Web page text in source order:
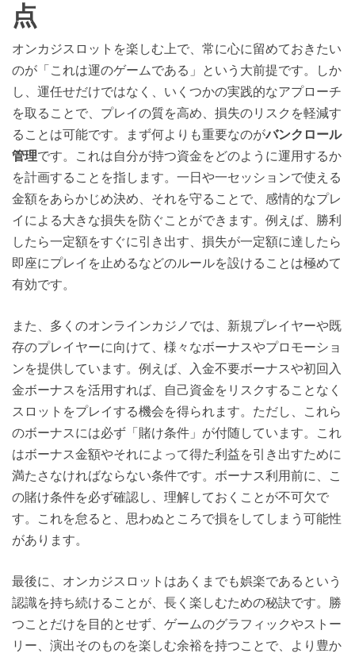
点
オンカジスロットを楽しむ上で、常に心に留めておきたい
のが「これは運のゲームである」という大前提です。しか
し、運任せだけではなく、いくつかの実践的なアプローチ
を取ることで、プレイの質を高め、損失のリスクを軽減す
ることは可能です。まず何よりも重要なのがバンクロール
管理です。これは自分が持つ資金をどのように運用するか
を計画することを指します。一日や一セッションで使える
金額をあらかじめ決め、それを守ることで、感情的なプレ
イによる大きな損失を防ぐことができます。例えば、勝利
したら一定額をすぐに引き出す、損失が一定額に達したら
即座にプレイを止めるなどのルールを設けることは極めて
有効です。
また、多くのオンラインカジノでは、新規プレイヤーや既
存のプレイヤーに向けて、様々なボーナスやプロモーショ
ンを提供しています。例えば、入金不要ボーナスや初回入
金ボーナスを活用すれば、自己資金をリスクすることなく
スロットをプレイする機会を得られます。ただし、これら
のボーナスには必ず「賭け条件」が付随しています。これ
はボーナス金額やそれによって得た利益を引き出すために
満たさなければならない条件です。ボーナス利用前に、こ
の賭け条件を必ず確認し、理解しておくことが不可欠で
す。これを怠ると、思わぬところで損をしてしまう可能性
があります。
最後に、オンカジスロットはあくまでも娯楽であるという
認識を持ち続けることが、長く楽しむための秘訣です。勝
つことだけを目的とせず、ゲームのグラフィックやストー
リー、演出そのものを楽しむ余裕を持つことで、より豊か